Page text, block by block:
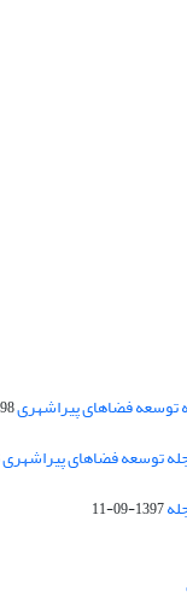
توسعه فضاهای پیراشهری
1397-09-11